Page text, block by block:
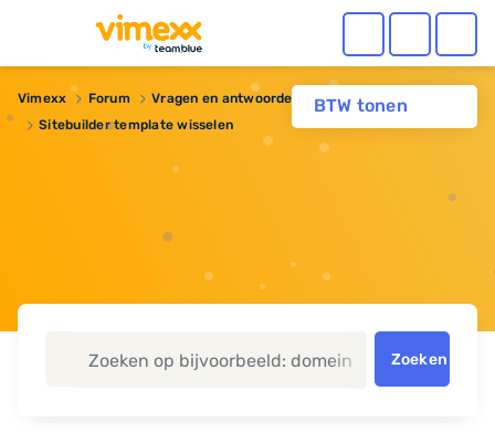
BTW tonen
Vimexx Forum
Vragen en antwoorden
Sitebuilder template wisselen
Zoeken